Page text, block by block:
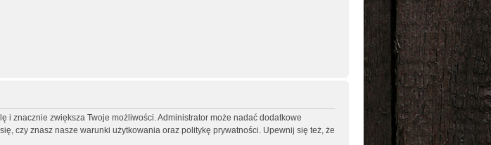
znacznie zwiększa Twoje możliwości. Administrator może nadać dodatkowe
czy znasz nasze warunki użytkowania oraz politykę prywatności. Upewnij się też, że